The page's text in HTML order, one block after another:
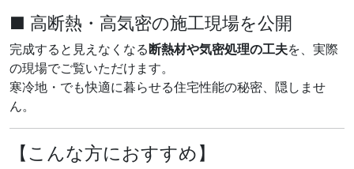
■ 高断熱・高気密の施工現場を公開
完成すると見えなくなる断熱材や気密処理の工夫を、実際
の現場でご覧いただけます。
寒冷地・でも快適に暮らせる住宅性能の秘密、隠しませ
ん。
【こんな方におすすめ】